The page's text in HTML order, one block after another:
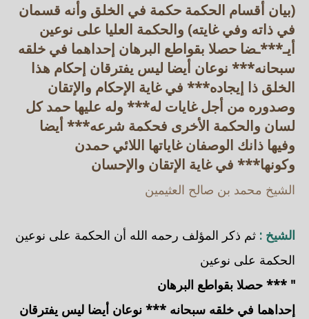
(بيان أقسام الحكمة حكمة في الخلق وأنه قسمان
في ذاته وفي غايته) والحكمة العليا على نوعين
أيـ***ـضا حصلا بقواطع البرهان إحداهما في خلقه
سبحانه*** نوعان أيضا ليس يفترقان إحكام هذا
الخلق ذا إيجاده*** في غاية الإحكام والإتقان
وصدوره من أجل غايات له*** وله عليها حمد كل
لسان والحكمة الأخرى فحكمة شرعه*** أيضا
وفيها ذانك الوصفان غاياتها اللائي حمدن
وكونها*** في غاية الإتقان والإحسان
الشيخ محمد بن صالح العثيمين
الشيخ : ثم ذكر المؤلف رحمه الله أن الحكمة على نوعين
الحكمة على نوعين
" *** حصلا بقواطع البرهان
إحداهما في خلقه سبحانه *** نوعان أيضا ليس يفترقان